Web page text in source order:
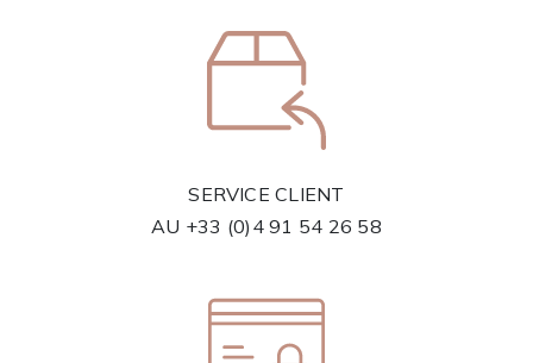
SERVICE CLIENT
AU +33 (0)4 91 54 26 58